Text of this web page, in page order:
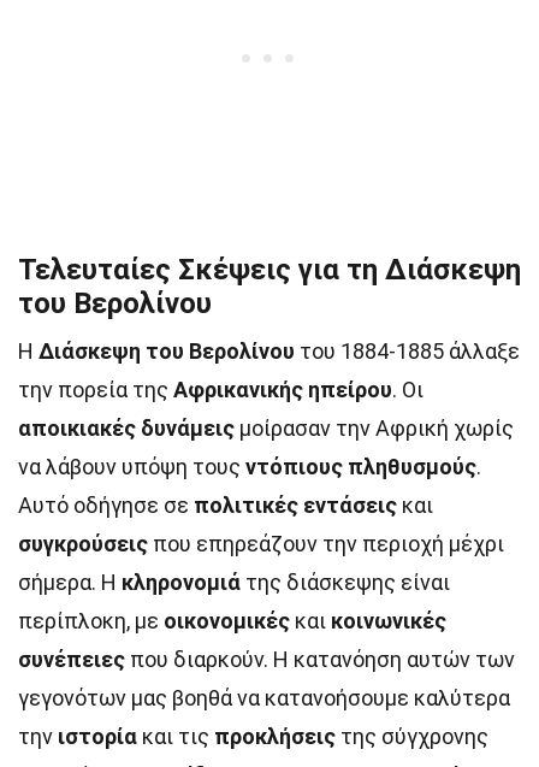
Τελευταίες Σκέψεις για τη Διάσκεψη
του Βερολίνου
Η Διάσκεψη του Βερολίνου του 1884-1885 άλλαξε
την πορεία της Αφρικανικής ηπείρου. Οι
αποικιακές δυνάμεις μοίρασαν την Αφρική χωρίς
να λάβουν υπόψη τους ντόπιους πληθυσμούς.
Αυτό οδήγησε σε πολιτικές εντάσεις και
συγκρούσεις που επηρεάζουν την περιοχή μέχρι
σήμερα. Η κληρονομιά της διάσκεψης είναι
περίπλοκη, με οικονομικές και κοινωνικές
συνέπειες που διαρκούν. Η κατανόηση αυτών των
γεγονότων μας βοηθά να κατανοήσουμε καλύτερα
την ιστορία και τις προκλήσεις της σύγχρονης